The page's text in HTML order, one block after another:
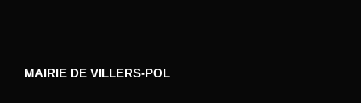
MAIRIE DE VILLERS-POL